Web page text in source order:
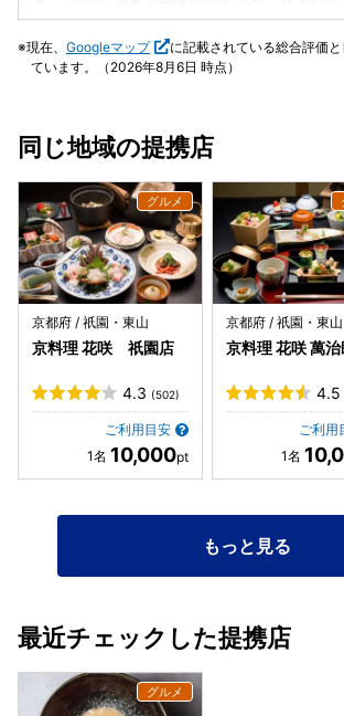
もいるのではという印象。フォアグラ最中
ンの組み合わせなど光るものも。
現在、 Googleマップ
に記載されている総合評価
ています。（2026年8月6日 時点）
同じ地域の提携店
京都府 / 祇園・東山
京料理 花咲 祇園店
4.3 (502)
ご利用目安
10,000
京都府 / 祇園・東山
京料理 花咲 萬治
4.5
ご利用
もっと見る
最近チェックした提携店